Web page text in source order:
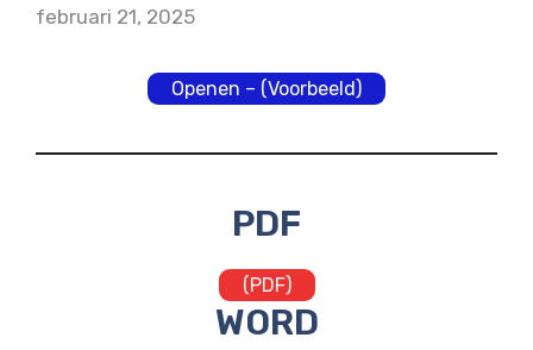
februari 21, 2025
Openen – (Voorbeeld)
PDF
(PDF)
WORD